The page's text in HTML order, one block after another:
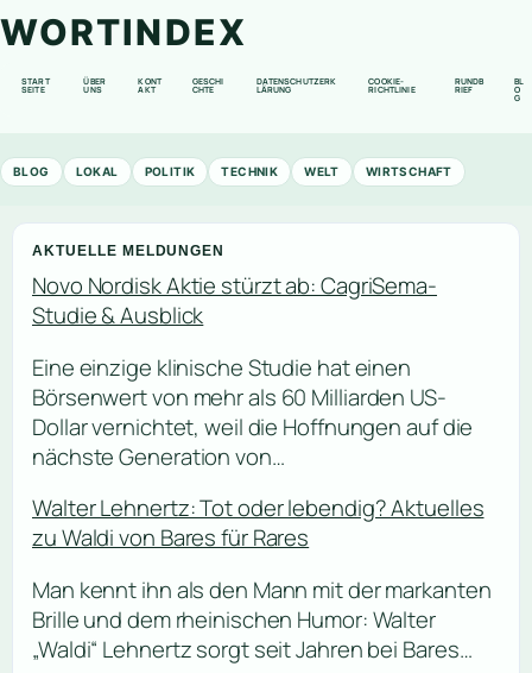
WORTINDEX
START
SEITE
ÜBER
UNS
KONT
AKT
GESCHI
CHTE
DATENSCHUTZERK
LÄRUNG
COOKIE-
RICHTLINIE
RUNDB
RIEF
BL
O
G
BLOG LOKAL POLITIK TECHNIK WELT WIRTSCHAFT
AKTUELLE MELDUNGEN
Novo Nordisk Aktie stürzt ab: CagriSema-
Studie & Ausblick
Eine einzige klinische Studie hat einen
Börsenwert von mehr als 60 Milliarden US-
Dollar vernichtet, weil die Hoffnungen auf die
nächste Generation von…
Walter Lehnertz: Tot oder lebendig? Aktuelles
zu Waldi von Bares für Rares
Man kennt ihn als den Mann mit der markanten
Brille und dem rheinischen Humor: Walter
„Waldi“ Lehnertz sorgt seit Jahren bei Bares…